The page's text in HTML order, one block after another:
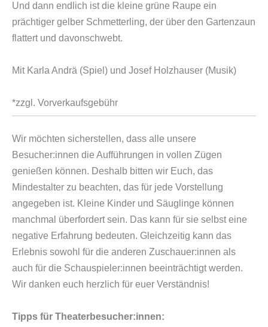
Und dann endlich ist die kleine grüne Raupe ein
prächtiger gelber Schmetterling, der über den Gartenzaun
flattert und davonschwebt.
Mit Karla Andrä (Spiel) und Josef Holzhauser (Musik)
*zzgl. Vorverkaufsgebühr
Wir möchten sicherstellen, dass alle unsere
Besucher:innen die Aufführungen in vollen Zügen
genießen können. Deshalb bitten wir Euch, das
Mindestalter zu beachten, das für jede Vorstellung
angegeben ist. Kleine Kinder und Säuglinge können
manchmal überfordert sein. Das kann für sie selbst eine
negative Erfahrung bedeuten. Gleichzeitig kann das
Erlebnis sowohl für die anderen Zuschauer:innen als
auch für die Schauspieler:innen beeinträchtigt werden.
Wir danken euch herzlich für euer Verständnis!
Tipps für Theaterbesucher:innen: